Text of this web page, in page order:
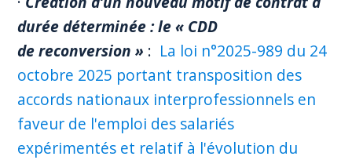
durée déterminée : le « CDD
de reconversion » : La loi n°2025-989 du 24
octobre 2025 portant transposition des
accords nationaux interprofessionnels en
faveur de l'emploi des salariés
expérimentés et relatif à l'évolution du